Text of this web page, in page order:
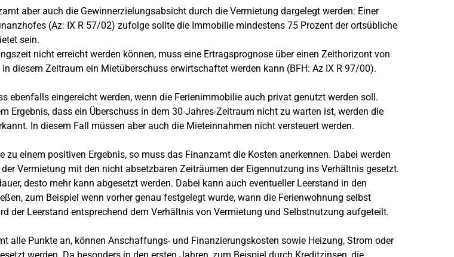
aber auch die Gewinnerzielungsabsicht durch die Vermietung dargelegt werden: Einer
(Az: IX R 57/02) zufolge sollte die Immobilie mindestens 75 Prozent der ortsübliche
sein.
nicht erreicht werden können, muss eine Ertragsprognose über einen Zeithorizont von
diesem Zeitraum ein Mietüberschuss erwirtschaftet werden kann (BFH: Az IX R 97/00).
ebenfalls eingereicht werden, wenn die Ferienimmobilie auch privat genutzt werden soll.
Ergebnis, dass ein Überschuss in dem 30-Jahres-Zeitraum nicht zu warten ist, werden die
In diesem Fall müssen aber auch die Mieteinnahmen nicht versteuert werden.
zu einem positiven Ergebnis, so muss das Finanzamt die Kosten anerkennen. Dabei werden
Vermietung mit den nicht absetzbaren Zeiträumen der Eigennutzung ins Verhältnis gesetzt.
desto mehr kann abgesetzt werden. Dabei kann auch eventueller Leerstand in den
zum Beispiel wenn vorher genau festgelegt wurde, wann die Ferienwohnung selbst
der Leerstand entsprechend dem Verhältnis von Vermietung und Selbstnutzung aufgeteilt.
alle Punkte an, können Anschaffungs- und Finanzierungskosten sowie Heizung, Strom oder